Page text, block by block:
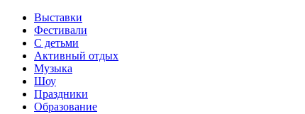
Выставки
Фестивали
С детьми
Активный отдых
Музыка
Шоу
Праздники
Образование